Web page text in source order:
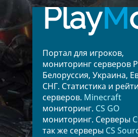
PlayM
Портал для игроков,
мониторинг серверов
Белоруссия, Украина,
СНГ. Статистика и
серверов. Minecraft
мониторинг. CS GO
мониторинг. Серверы
так же серверы CS